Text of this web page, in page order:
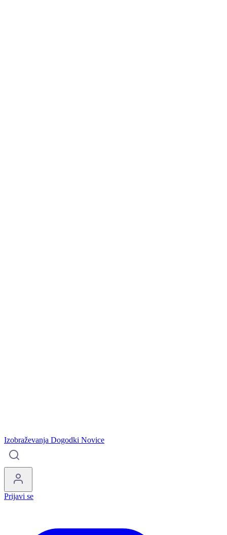
Izobraževanja Dogodki Novice
Prijavi se